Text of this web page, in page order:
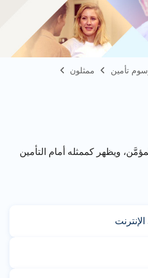
تأمين
ممثلون
ويظهر كممثله أمام التأمين